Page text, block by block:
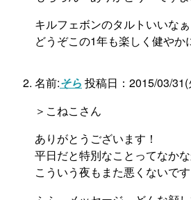
キルフェボンのタルトいいな
どうぞこの1年も楽しく健やか
名前:そら 投稿日：2015/03/
＞こねこさん
ありがとうございます！
平日だと特別なことってなか
こういう夜もまた悪くないです